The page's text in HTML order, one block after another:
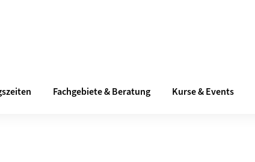
Fachgebiete & Beratung Kurse & Events